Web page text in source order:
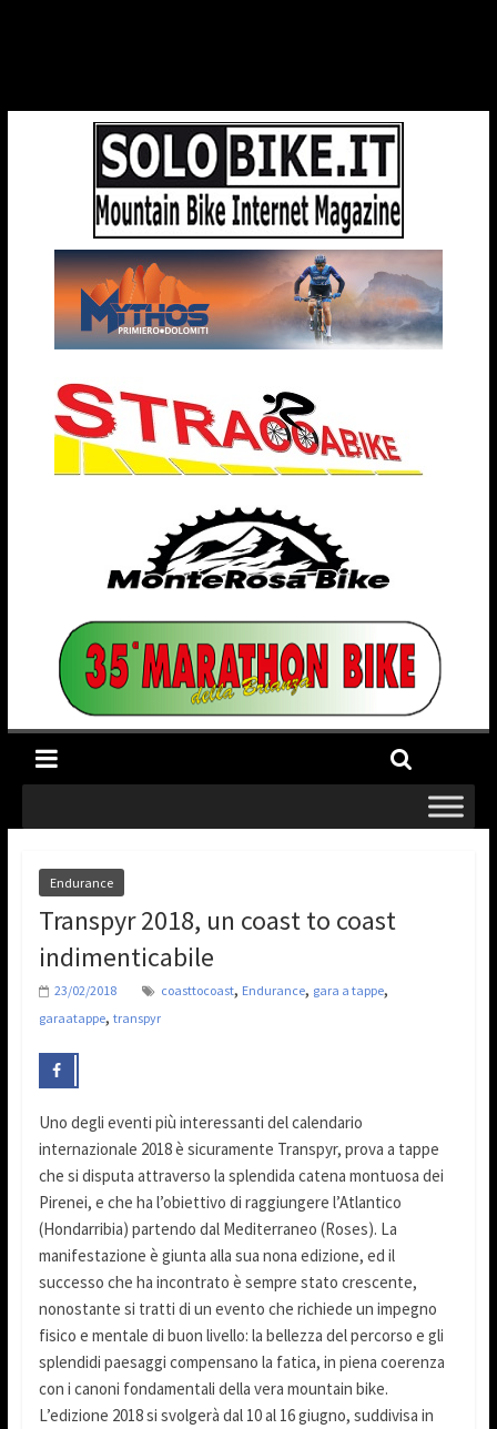
Endurance
Transpyr 2018, un coast to coast
indimenticabile
23/02/2018 coasttocoast, Endurance, gara a tappe,
garaatappe, transpyr
Uno degli eventi più interessanti del calendario
internazionale 2018 è sicuramente Transpyr, prova a tappe
che si disputa attraverso la splendida catena montuosa dei
Pirenei, e che ha l’obiettivo di raggiungere l’Atlantico
(Hondarribia) partendo dal Mediterraneo (Roses). La
manifestazione è giunta alla sua nona edizione, ed il
successo che ha incontrato è sempre stato crescente,
nonostante si tratti di un evento che richiede un impegno
fisico e mentale di buon livello: la bellezza del percorso e gli
splendidi paesaggi compensano la fatica, in piena coerenza
con i canoni fondamentali della vera mountain bike.
L’edizione 2018 si svolgerà dal 10 al 16 giugno, suddivisa in